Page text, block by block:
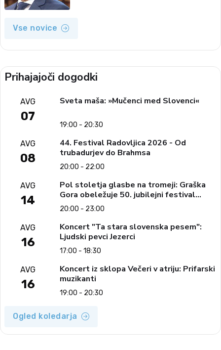
Vse novice
Prihajajoči dogodki
AVG
07
Sveta maša: »Mučenci med Slovenci«
19:00 - 20:30
AVG
08
44. Festival Radovljica 2026 - Od
trubadurjev do Brahmsa
20:00 - 22:00
AVG
14
Pol stoletja glasbe na tromeji: Graška
Gora obeležuje 50. jubilejni festival
narodno-zabavne glasbe
20:00 - 23:00
AVG
16
Koncert "Ta stara slovenska pesem":
Ljudski pevci Jezerci
17:00 - 18:30
AVG
16
Koncert iz sklopa Večeri v atriju: Prifarski
muzikanti
19:00 - 20:30
Ogled koledarja